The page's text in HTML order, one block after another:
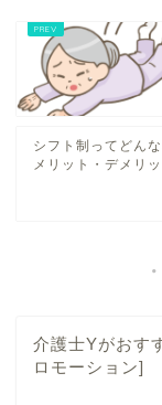
シフト制ってどん
メリット・デメリ
介護士Yがおす
ロモーション]